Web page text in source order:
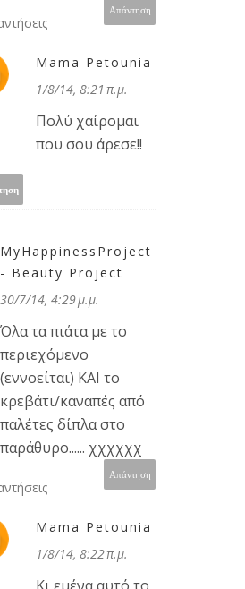
Απάντηση
Mama Petounia
1/8/14, 8:21 π.μ.
Πολύ χαίρομαι
που σου άρεσε!!
MyHappinessProject
- Beauty Project
30/7/14, 4:29 μ.μ.
Όλα τα πιάτα με το
περιεχόμενο
(εννοείται) ΚΑΙ το
κρεβάτι/καναπές από
παλέτες δίπλα στο
παράθυρο...... χχχχχχ
Απάντηση
Mama Petounia
1/8/14, 8:22 π.μ.